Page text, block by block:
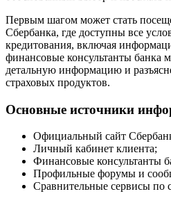
Первым шагом может стать
Сбербанка, где доступны все
кредитования, включая
финансовые консультанты банка
детальную информацию и
страховых продуктов.
Основные источники
Официальный сайт
Личный кабинет клиента;
Финансовые консультанты
Профильные форумы и
Сравнительные сервисы по